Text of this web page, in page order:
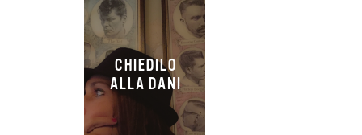
CHIEDILO
ALLA DANI